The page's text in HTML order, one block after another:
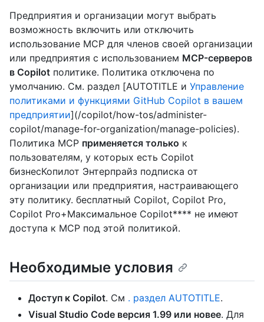
Предприятия и организации могут выбрать
возможность включить или отключить
использование MCP для членов своей организации
или предприятия с использованием MCP-серверов
в Copilot политике. Политика отключена по
умолчанию. См. раздел [AUTOTITLE и Управление
политиками и функциями GitHub Copilot в вашем
предприятии](/copilot/how-tos/administer-
copilot/manage-for-organization/manage-policies).
Политика MCP применяется только к
пользователям, у которых есть Copilot
бизнесКопилот Энтерпрайз подписка от
организации или предприятия, настраивающего
эту политику. бесплатный Copilot, Copilot Pro,
Copilot Pro+Максимальное Copilot**** не имеют
доступа к MCP под этой политикой.
Необходимые условия
Доступ к Copilot. См . раздел AUTOTITLE.
Visual Studio Code версия 1.99 или новее. Для